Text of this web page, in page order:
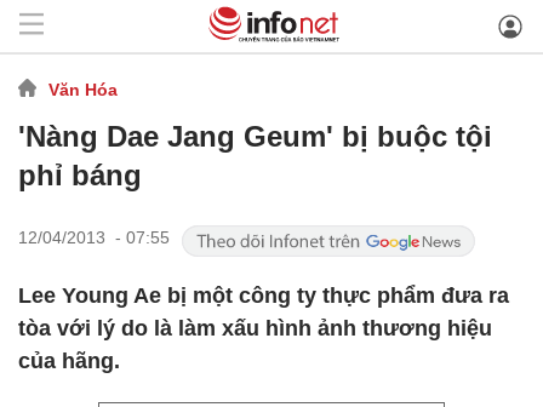
Văn Hóa
'Nàng Dae Jang Geum' bị buộc tội
phỉ báng
12/04/2013 - 07:55
Lee Young Ae bị một công ty thực phẩm đưa ra
tòa với lý do là làm xấu hình ảnh thương hiệu
của hãng.